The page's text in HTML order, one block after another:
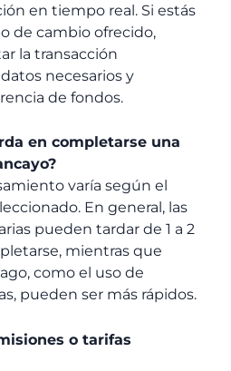
en tiempo real. Si estás
de cambio ofrecido,
la transacción
necesarios y
de fondos.
en completarse una
varía según el
En general, las
pueden tardar de 1 a 2
mientras que
como el uso de
pueden ser más rápidos.
o tarifas